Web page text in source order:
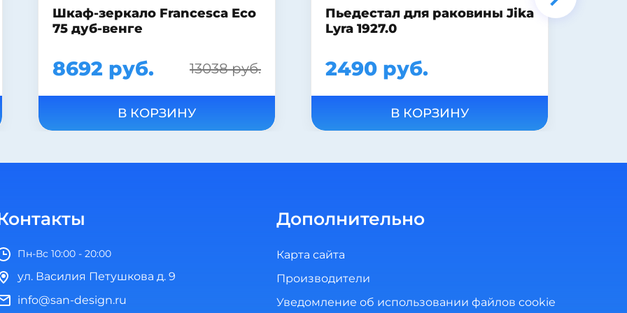
Пьедестал для раковины Jika
Lyra 1927.0
2490 руб.
В КОРЗИНУ
Унитаз-компакт Sanita
Стандарт комфорт с
микролифтом Вн Ун30
10120 руб.
В КОРЗИНУ
Пн-Вс 10:00 - 20:00
ул. Василия Петушкова д. 9
info@san-design.ru
Дополнительно
Карта сайта
Производители
Уведомление об использовании файлов cookie